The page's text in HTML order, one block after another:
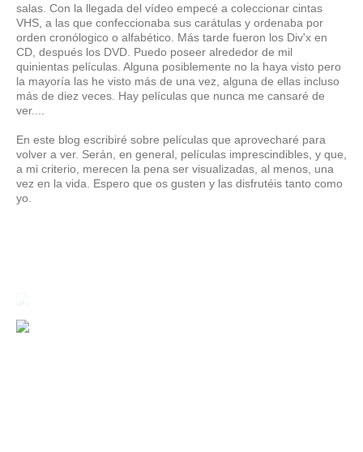
salas. Con la llegada del vídeo empecé a coleccionar cintas
VHS, a las que confeccionaba sus carátulas y ordenaba por
orden cronólogico o alfabético. Más tarde fueron los Div'x en
CD, después los DVD. Puedo poseer alrededor de mil
quinientas películas. Alguna posiblemente no la haya visto pero
la mayoría las he visto más de una vez, alguna de ellas incluso
más de diez veces. Hay películas que nunca me cansaré de
ver....
En este blog escribiré sobre películas que aprovecharé para
volver a ver. Serán, en general, películas imprescindibles, y que,
a mi criterio, merecen la pena ser visualizadas, al menos, una
vez en la vida. Espero que os gusten y las disfrutéis tanto como
yo.